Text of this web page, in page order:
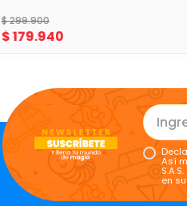
$299.900
$179.940
Así
en